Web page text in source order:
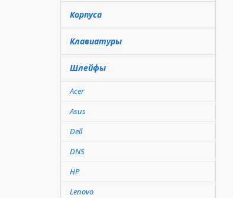
Корпуса
Клавиатуры
Шлейфы
Acer
Asus
Dell
DNS
HP
Lenovo